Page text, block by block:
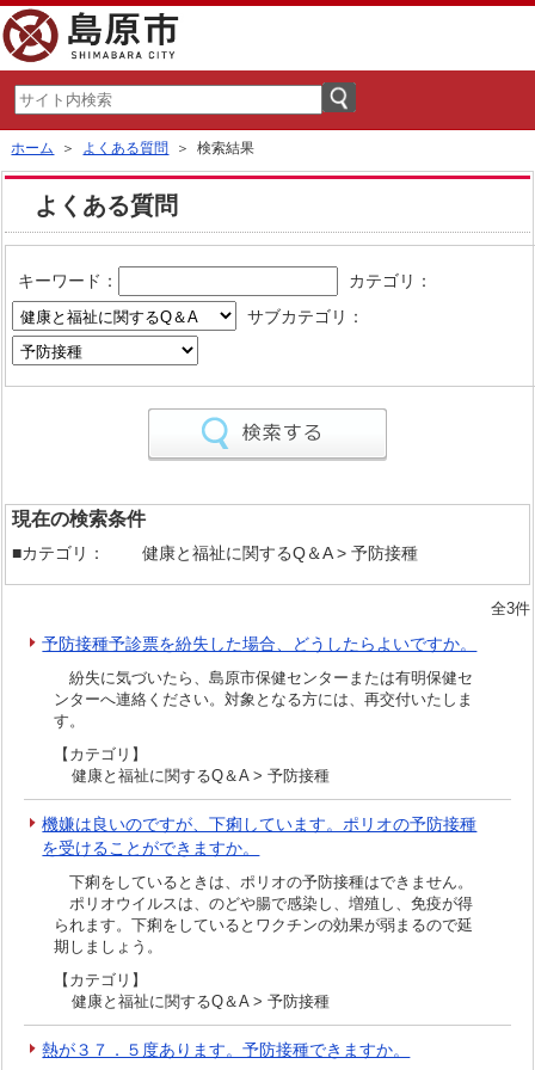
ホーム ＞ よくある質問 ＞ 検索結果
よくある質問
キーワード：
カテゴリ：
サブカテゴリ：
現在の検索条件
■カテゴリ： 健康と福祉に関するQ＆A > 予防接種
全3件
予防接種予診票を紛失した場合、どうしたらよいですか。
紛失に気づいたら、島原市保健センターまたは有明保健セ
ンターへ連絡ください。対象となる方には、再交付いたしま
す。
【カテゴリ】
健康と福祉に関するQ＆A > 予防接種
機嫌は良いのですが、下痢しています。ポリオの予防接種
を受けることができますか。
下痢をしているときは、ポリオの予防接種はできません。
ポリオウイルスは、のどや腸で感染し、増殖し、免疫が得
られます。下痢をしているとワクチンの効果が弱まるので延
期しましょう。
【カテゴリ】
健康と福祉に関するQ＆A > 予防接種
熱が３７．５度あります。予防接種できますか。